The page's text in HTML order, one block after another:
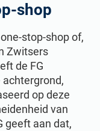
shop
stop-shop of,
Zwitsers
de FG
op deze
van
geeft aan dat,